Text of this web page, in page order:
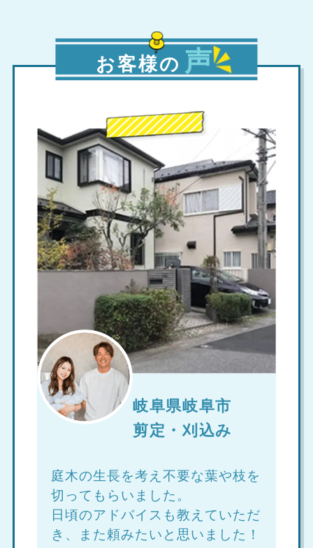
お客様の 声
岐阜県岐阜市
剪定・刈込み
庭木の生長を考え不要な葉や枝を
切ってもらいました。
日頃のアドバイスも教えていただ
き、また頼みたいと思いました！